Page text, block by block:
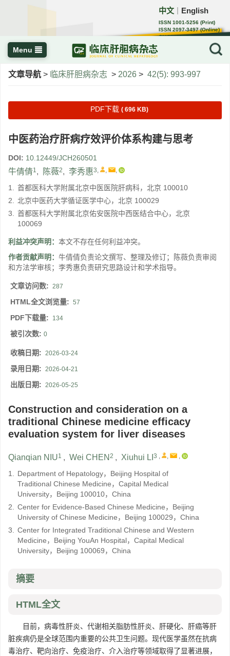
中文 English
ISSN 1001-5256 (Print)
ISSN 2097-3497 (Online)
CN 22-1108/R
Menu
文章导航 > 临床肝胆病杂志 > 2026 > 42(5): 993-997
PDF下载 ( 696 KB)
中医药治疗肝病疗效评价体系构建与思考
DOI: 10.12449/JCH260501
牛倩倩1, 陈薇2, 李秀惠3, , ,
1. 首都医科大学附属北京中医医院肝病科，北京 100010
2. 北京中医药大学循证医学中心，北京 100029
3. 首都医科大学附属北京佑安医院中西医结合中心，北京
100069
利益冲突声明： 本文不存在任何利益冲突。
作者贡献声明： 牛倩倩负责论文撰写、整理及修订；陈薇负责审阅
和方法学审核；李秀惠负责研究思路设计和学术指导。
文章访问数: 287
HTML全文浏览量: 57
PDF下载量: 134
被引次数: 0
收稿日期: 2026-03-24
录用日期: 2026-04-21
出版日期: 2026-05-25
Construction and consideration on a
traditional Chinese medicine efficacy
evaluation system for liver diseases
Qianqian NIU1 , Wei CHEN 2 , Xiuhui LI 3 , , ,
1. Department of Hepatology，Beijing Hospital of
Traditional Chinese Medicine，Capital Medical
University，Beijing 100010，China
2. Center for Evidence-Based Chinese Medicine，Beijing
University of Chinese Medicine，Beijing 100029，China
3. Center for Integrated Traditional Chinese and Western
Medicine，Beijing YouAn Hospital，Capital Medical
University，Beijing 100069，China
摘要
HTML全文
目前，病毒性肝炎、代谢相关脂肪性肝炎、肝硬化、肝癌等肝
脏疾病仍是全球范围内重要的公共卫生问题。现代医学虽然在抗病
毒治疗、靶向治疗、免疫治疗、介入治疗等领域取得了显著进展，